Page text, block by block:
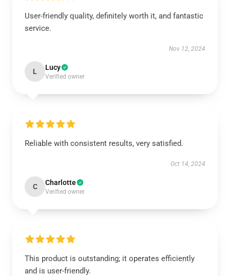
User-friendly quality, definitely worth it, and fantastic
service.
Nov 12, 2024
L Lucy
Verified owner
Reliable with consistent results, very satisfied.
Oct 14, 2024
C Charlotte
Verified owner
This product is outstanding; it operates efficiently
and is user-friendly.